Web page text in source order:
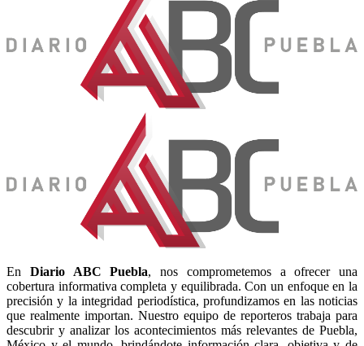
En Diario ABC Puebla, nos comprometemos a ofrecer una
cobertura informativa completa y equilibrada. Con un enfoque en la
precisión y la integridad periodística, profundizamos en las noticias
que realmente importan. Nuestro equipo de reporteros trabaja para
descubrir y analizar los acontecimientos más relevantes de Puebla,